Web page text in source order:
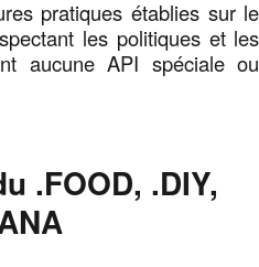
pratiques établies sur le
les politiques et les
aucune API spéciale ou
.FOOD, .DIY,